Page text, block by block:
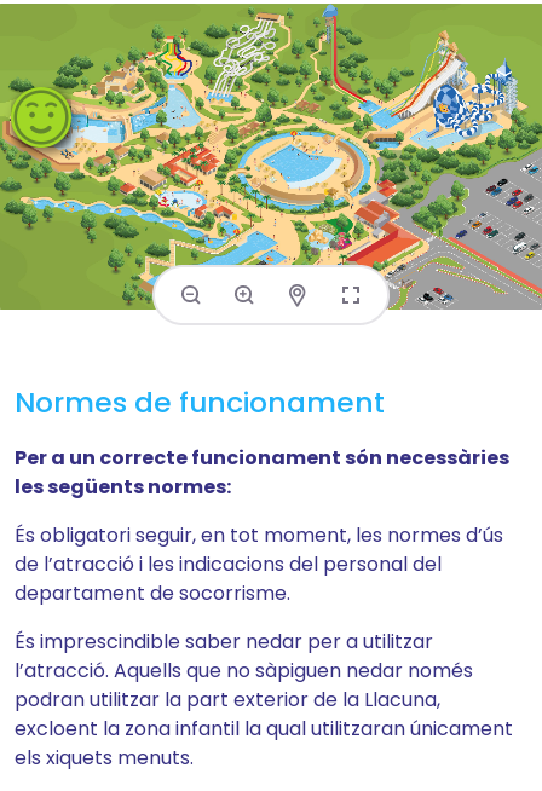
Normes de funcionament
Per a un correcte funcionament són necessàries
les següents normes:
És obligatori seguir, en tot moment, les normes d’ús
de l’atracció i les indicacions del personal del
departament de socorrisme.
És imprescindible saber nedar per a utilitzar
l’atracció. Aquells que no sàpiguen nedar només
podran utilitzar la part exterior de la Llacuna,
excloent la zona infantil la qual utilitzaran únicament
els xiquets menuts.